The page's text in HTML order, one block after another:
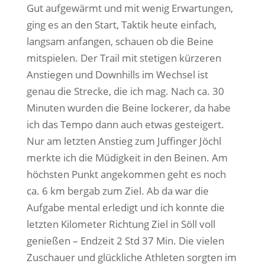
Gut aufgewärmt und mit wenig Erwartungen,
ging es an den Start, Taktik heute einfach,
langsam anfangen, schauen ob die Beine
mitspielen. Der Trail mit stetigen kürzeren
Anstiegen und Downhills im Wechsel ist
genau die Strecke, die ich mag. Nach ca. 30
Minuten wurden die Beine lockerer, da habe
ich das Tempo dann auch etwas gesteigert.
Nur am letzten Anstieg zum Juffinger Jöchl
merkte ich die Müdigkeit in den Beinen. Am
höchsten Punkt angekommen geht es noch
ca. 6 km bergab zum Ziel. Ab da war die
Aufgabe mental erledigt und ich konnte die
letzten Kilometer Richtung Ziel in Söll voll
genießen – Endzeit 2 Std 37 Min. Die vielen
Zuschauer und glückliche Athleten sorgten im